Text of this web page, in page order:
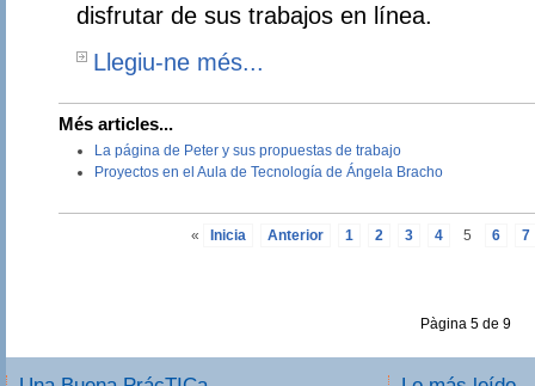
disfrutar de sus trabajos en línea.
Llegiu-ne més...
Més articles...
La página de Peter y sus propuestas de trabajo
Proyectos en el Aula de Tecnología de Ángela Bracho
« Inicia Anterior 1 2 3 4 5 6 7
Pàgina 5 de 9